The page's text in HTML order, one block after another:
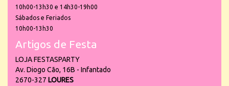
10h00-13h30 e 14h30-19h00
Sábados e Feriados
10h00-13h30
Artigos de Festa
LOJA FESTASPARTY
Av. Diogo Cão, 16B - Infantado
2670-327 LOURES